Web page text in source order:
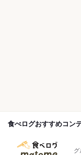
食べログおすすめコン
グ